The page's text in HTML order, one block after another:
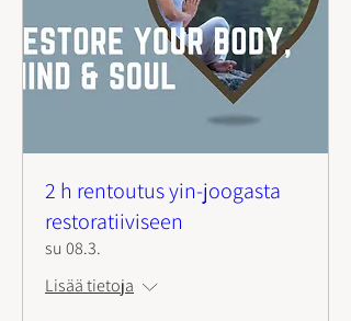
2 h rentoutus yin-joogasta
restoratiiviseen
su 08.3.
Lisää tietoja